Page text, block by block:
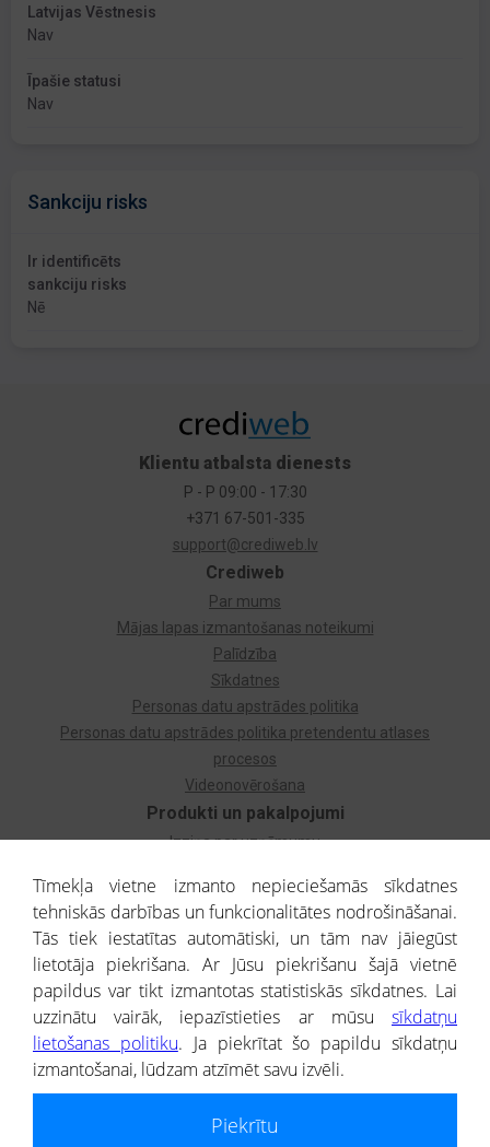
Latvijas Vēstnesis
Nav
Īpašie statusi
Nav
Sankciju risks
Ir identificēts
sankciju risks
Nē
Produkti un pakalpojumi
Izziņa par uzņēmumu
Dzimtas koks
Uzņēmumu atlase
Monitorings
Kredītizziņa par ārvalstu uzņēmumiem
Crediweb
Par mums
Mājas lapas izmantošanas noteikumi
Palīdzība
Sīkdatnes
Personas datu apstrādes politika
Personas datu apstrādes politika pretendentu atlases
procesos
Videonovērošana
Klientu atbalsta dienests
P - P 09:00 - 17:30
+371 67-501-335
support@crediweb.lv
® CREDITREFORM Latvija
SIA
Tīmekļa vietne izmanto nepieciešamās sīkdatnes
tehniskās darbības un funkcionalitātes nodrošināšanai.
Tās tiek iestatītas automātiski, un tām nav jāiegūst
lietotāja piekrišana. Ar Jūsu piekrišanu šajā vietnē
papildus var tikt izmantotas statistiskās sīkdatnes. Lai
uzzinātu vairāk, iepazīstieties ar mūsu sīkdatņu
lietošanas politiku. Ja piekrītat šo papildu sīkdatņu
izmantošanai, lūdzam atzīmēt savu izvēli.
Piekrītu